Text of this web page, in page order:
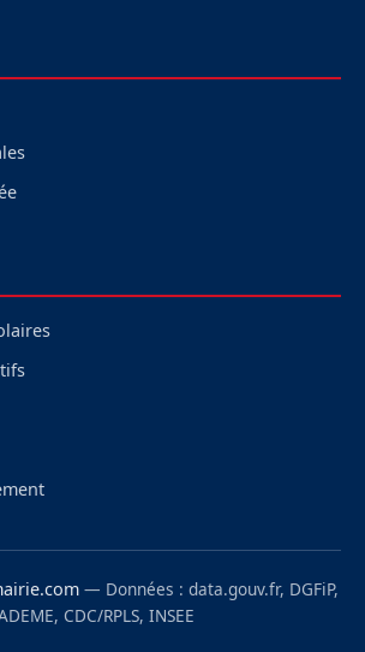
— Données : data.gouv.fr, DGFiP,
CDC/RPLS, INSEE